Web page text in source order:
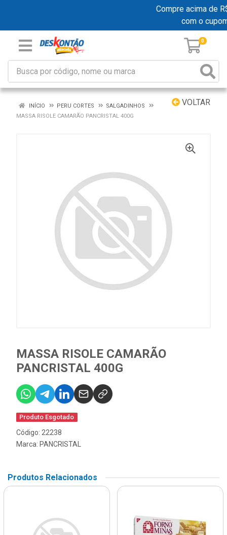
Compre acima de
com o
0
VOLTAR
INÍCIO PERU CORTES
SALGADINHOS
MASSA RISOLE CAMARÃO PANCRISTAL 400G
MASSA RISOLE CAMARÃO
PANCRISTAL 400G
Produto Esgotado
Código: 22238
Marca: PANCRISTAL
Produtos Relacionados